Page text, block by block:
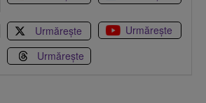
Urmărește
Urmărește
Urmărește